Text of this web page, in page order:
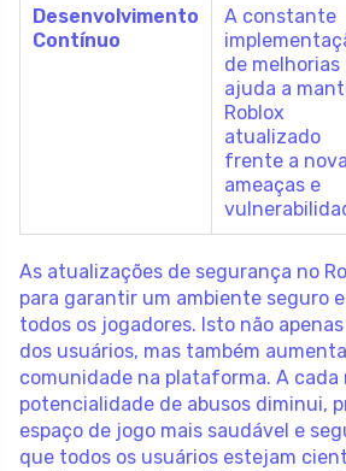
Desenvolvimento
Contínuo
A constante
de melhorias
ajuda a
Roblox
atualizado
frente a
ameaças e
As atualizações de segurança no
para garantir um ambiente seguro
todos os jogadores. Isto não
dos usuários, mas também
comunidade na plataforma. A cada
potencialidade de abusos diminui,
espaço de jogo mais saudável e
que todos os usuários estejam